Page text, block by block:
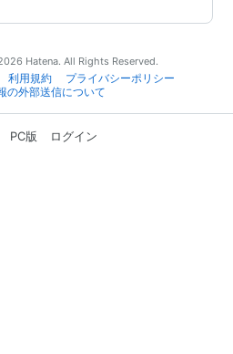
Hatena. All Rights Reserved.
利用規約
プライバシーポリシー
の外部送信について
PC版 ログイン